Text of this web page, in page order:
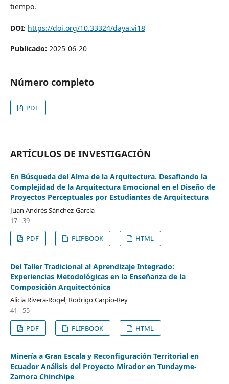
tiempo.
DOI: https://doi.org/10.33324/daya.vi18
Publicado: 2025-06-20
Número completo
PDF
ARTÍCULOS DE INVESTIGACIÓN
En Búsqueda del Alma de la Arquitectura. Desafiando la
Complejidad de la Arquitectura Emocional en el Diseño de
Proyectos Perceptuales por Estudiantes de Arquitectura
Juan Andrés Sánchez-García
17 - 39
PDF
FLIPBOOK HTML
Del Taller Tradicional al Aprendizaje Integrado:
Experiencias Metodológicas en la Enseñanza de la
Composición Arquitectónica
Alicia Rivera-Rogel, Rodrigo Carpio-Rey
41 - 55
PDF
FLIPBOOK HTML
Minería a Gran Escala y Reconfiguración Territorial en
Ecuador Análisis del Proyecto Mirador en Tundayme-
Zamora Chinchipe